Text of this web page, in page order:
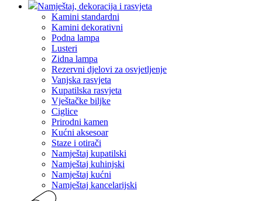
Namještaj, dekoracija i rasvjeta
Kamini standardni
Kamini dekorativni
Podna lampa
Lusteri
Zidna lampa
Rezervni djelovi za osvjetljenje
Vanjska rasvjeta
Kupatilska rasvjeta
Vještačke biljke
Ciglice
Prirodni kamen
Kućni aksesoar
Staze i otirači
Namještaj kupatilski
Namještaj kuhinjski
Namještaj kućni
Namještaj kancelarijski